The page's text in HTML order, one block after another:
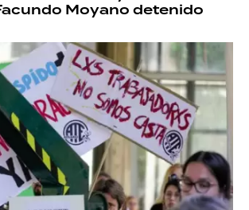
Moyano detenido